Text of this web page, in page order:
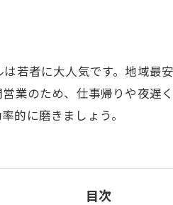
若者に大人気です。地域最
業のため、仕事帰りや夜
的に磨きましょう。
目次